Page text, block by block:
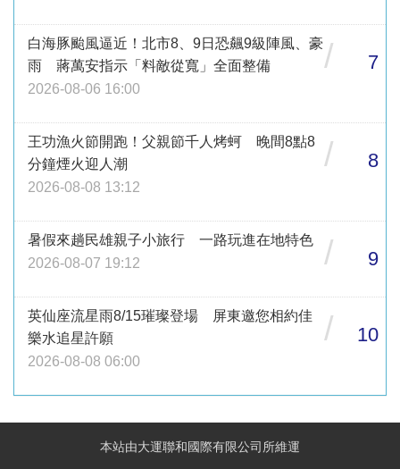
白海豚颱風逼近！北市8、9日恐飆9級陣風、豪
雨 蔣萬安指示「料敵從寬」全面整備
2026-08-06 16:00
/ 7
王功漁火節開跑！父親節千人烤蚵 晚間8點8
分鐘煙火迎人潮
2026-08-08 13:12
/ 8
暑假來趟民雄親子小旅行 一路玩進在地特色
2026-08-07 19:12
/ 9
英仙座流星雨8/15璀璨登場 屏東邀您相約佳
樂水追星許願
2026-08-08 06:00
/ 10
本站由大運聯和國際有限公司所維運